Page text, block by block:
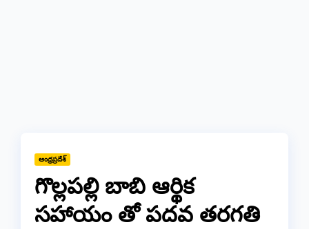
ఆంధ్రప్రదేశ్
గొల్లపల్లి బాబి ఆర్థిక
సహాయం తో పదవ తరగతి